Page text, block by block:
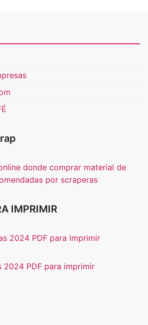
donde comprar material de
por scraperas
IMPRIMIR
2024 PDF para imprimir
2024 PDF para imprimir